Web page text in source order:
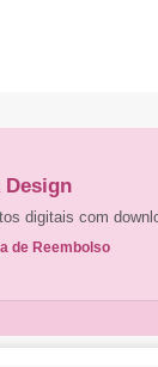
Design
digitais com
de Reembolso